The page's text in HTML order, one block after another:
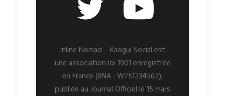
Inline Nomad – Kaogui Social est
une association loi 1901 enregistrée
en France (RNA : W751234567),
publiée au Journal Officiel le 15 mars